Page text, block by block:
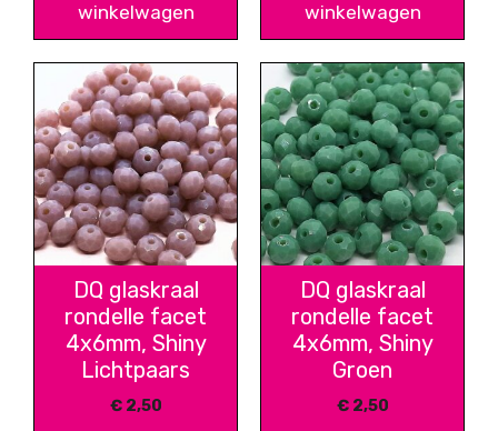
winkelwagen
winkelwagen
DQ glaskraal
rondelle facet
4x6mm, Shiny
Lichtpaars
€2,50
DQ glaskraal
rondelle facet
4x6mm, Shiny
Groen
€2,50